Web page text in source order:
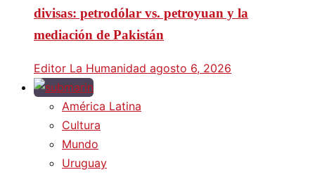
divisas: petrodólar vs. petroyuan y la
mediación de Pakistán
Editor La Humanidad agosto 6, 2026
América Latina
Cultura
Mundo
Uruguay